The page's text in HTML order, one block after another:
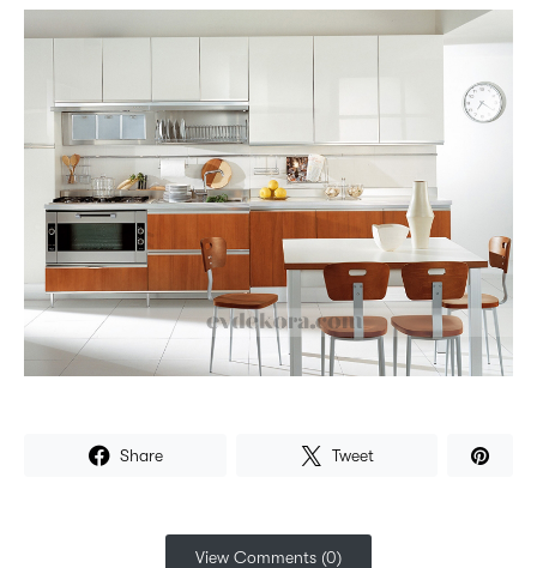
Share Tweet
View Comments (0)